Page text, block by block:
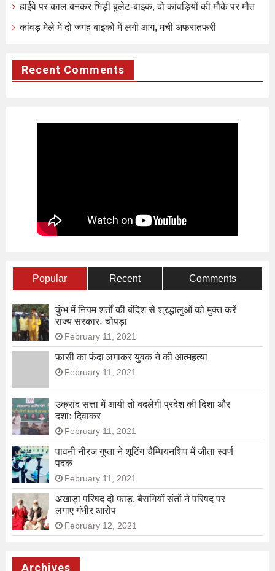
हाईवे पर काल बनकर भिड़ीं बुलेट-बाइक, दो कांवड़ियों की मौके पर मौत
कांवड़ मेले में दो जगह बाइकों में लगी आग, मची अफरातफरी
Recent Comments
Popular Recent Comments
कुंभ में नियम शर्तों की बंदिश से श्रद्धालुओं को मुक्त करें
राज्य सरकारः चोपड़ा
February 11, 2021
फासी का फंदा लगाकर युवक ने की आत्महत्या
February 11, 2021
उक्रांद सत्ता में आयी तो बदलेगी प्रदेश की दिशा और
दशाः दिवाकर
February 11, 2021
पावनी नीरज गुप्ता ने शूटिंग चैम्पियनशिप में जीता स्वर्ण
पदक
February 11, 2021
अखाड़ा परिषद दो फाड़, बैरागियों संतों ने परिषद पर
लगाए गंभीर आरोप
February 12, 2021
Archives